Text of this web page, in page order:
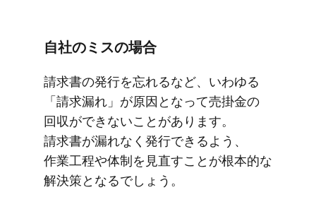
自社の​ミスの​場合
請求書の​発行を​忘れる​など、​いわゆる​
「請求漏れ」が​原因と​なって​売掛金の​
回収が​できない​ことがあります。​
請求書が​漏れなく​発行できるよう、​
作業工程や​体制を​見直すことが​根本的な​
解決策と​なるでしょう。